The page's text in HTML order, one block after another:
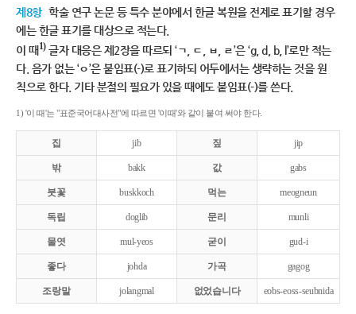
제8항 학술 연구 논문 등 특수 분야에서 한글 복원을 전제로 표기할 경우
에는 한글 표기를 대상으로 적는다.
이 때1)글자 대응은 제2장을 따르되 ‘ㄱ, ㄷ, ㅂ, ㄹ’은 ‘g, d, b, l’로만 적는
다. 음가 없는 ‘ㅇ’은 붙임표(-)로 표기하되 어두에서는 생략하는 것을 원
칙으로 한다. 기타 분절의 필요가 있을 때에도 붙임표(-)를 쓴다.
1) '이 때'는 "표준국어대사전"에 따르면 '이때'와 같이 붙여 써야 한다.
집 jib 짚 jip
밖 bakk 값 gabs
붓꽃 buskkoch 먹는 meogneun
독립 doglib 문리 munli
물엿 mul-yeos 굳이 gud-i
좋다 johda 가곡 gagog
조랑말 jolangmal 없었습니다 eobs-eoss-seubnida